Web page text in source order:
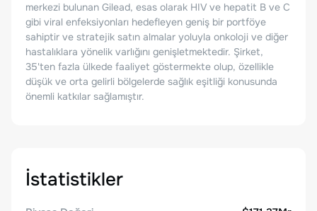
merkezi bulunan Gilead, esas olarak HIV ve hepatit B ve C
gibi viral enfeksiyonları hedefleyen geniş bir portföye
sahiptir ve stratejik satın almalar yoluyla onkoloji ve diğer
hastalıklara yönelik varlığını genişletmektedir. Şirket,
35'ten fazla ülkede faaliyet göstermekte olup, özellikle
düşük ve orta gelirli bölgelerde sağlık eşitliği konusunda
önemli katkılar sağlamıştır.
İstatistikler